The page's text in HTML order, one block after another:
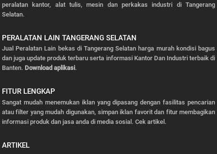
peralatan kantor, alat tulis, mesin dan perkakas industri di Tangerang
Selatan.
PERALATAN LAIN TANGERANG SELATAN
Jual Peralatan Lain bekas di Tangerang Selatan harga murah kondisi bagus
dan juga update produk terbaru serta informasi Kantor Dan Industri terbaik di
Banten. Download aplikasi.
FITUR LENGKAP
Sangat mudah menemukan iklan yang dipasang dengan fasilitas pencarian
atau filter yang mudah digunakan, simpan iklan favorit dan fitur membagikan
informasi produk dan jasa anda di media sosial. Cek artikel.
ARTIKEL